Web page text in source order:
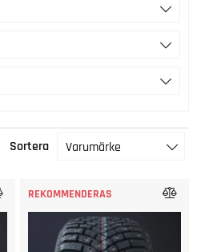
Sortera Varumärke
REKOMMENDERAS